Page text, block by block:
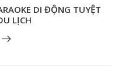
DI ĐỘNG TUYỆT
LỊCH